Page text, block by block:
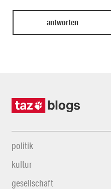
politik
kultur
gesellschaft